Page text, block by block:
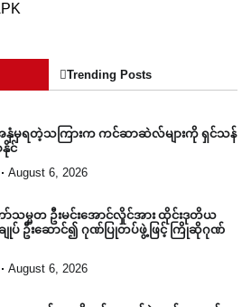
Trending Posts
မှရတဲ့သကြားက ကင်ဆာဆဲလ်များကို ရှင်သန်
င်
August 6, 2026
ာ်သမ္မတ ဦးမင်းအောင်လှိုင်အား ထိုင်းဒုတိယ
ချုပ် ဦးဆောင်၍ ဂုဏ်ပြုတပ်ဖွဲ့ဖြင့် ကြိုဆိုဂုဏ်
August 6, 2026